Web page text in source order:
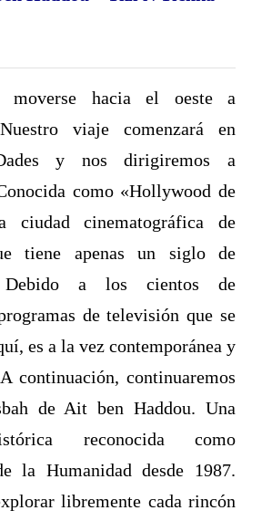
moverse hacia el oeste a
viaje comenzará en
y nos dirigiremos a
como «Hollywood de
ciudad cinematográfica de
tiene apenas un siglo de
Debido a los cientos de
de televisión que se
es a la vez contemporánea y
continuación, continuaremos
de Ait ben Haddou. Una
reconocida como
la Humanidad desde 1987.
libremente cada rincón